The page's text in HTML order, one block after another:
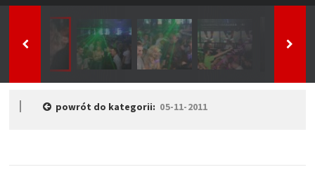
powrót do kategorii: 05-11-2011